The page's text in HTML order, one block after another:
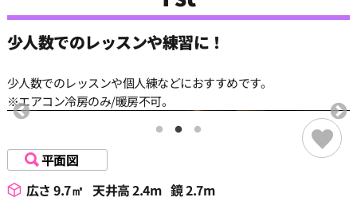
少人数でのレッスンや練習に！
少人数でのレッスンや個人練などにおすすめです。
※エアコン冷房のみ/暖房不可。
平面図
広さ 9.7㎡ 天井高 2.4m 鏡 2.7m